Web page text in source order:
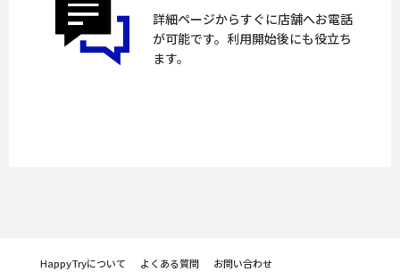
詳細ページからすぐに店舗へお電話
が可能です。利用開始後にも役立ち
ます。
HappyTryについて よくある質問
お問い合わせ